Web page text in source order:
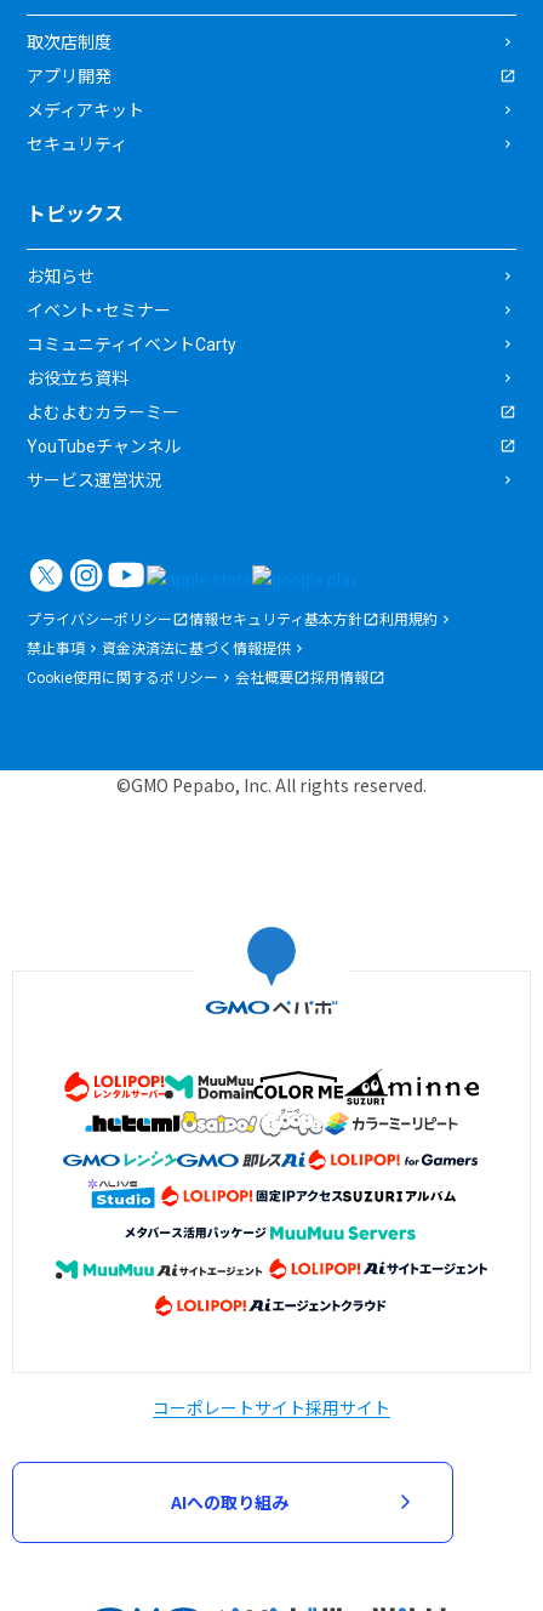
取次店制度
アプリ開発
メディアキット
セキュリティ
トピックス
お知らせ
イベント・セミナー
コミュニティイベントCarty
お役立ち資料
よむよむカラーミー
YouTubeチャンネル
サービス運営状況
プライバシーポリシー 情報セキュリティ基本方針
利用規約
禁止事項
資金決済法に基づく情報提供
Cookie使用に関するポリシー
会社概要 採用情報
©GMO Pepabo, Inc. All rights reserved.
コーポレートサイト採用サイト
AIへの取り組み